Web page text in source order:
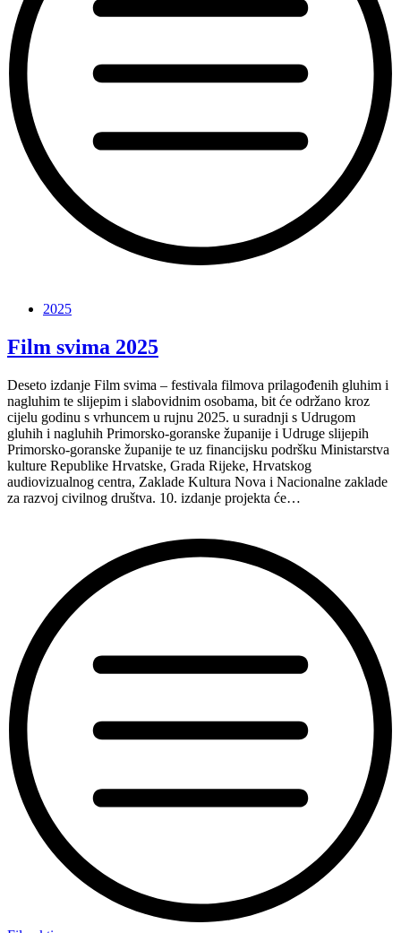
svugdje2025
Film svima 2025
Deseto izdanje Film svima – festivala filmova prilagođenih gluhim i
nagluhim te slijepim i slabovidnim osobama, bit će održano kroz
cijelu godinu s vrhuncem u rujnu 2025. u suradnji s Udrugom
gluhih i nagluhih Primorsko-goranske županije i Udruge slijepih
Primorsko-goranske županije te uz financijsku podršku Ministarstva
kulture Republike Hrvatske, Grada Rijeke, Hrvatskog
audiovizualnog centra, Zaklade Kultura Nova i Nacionalne zaklade
za razvoj civilnog društva. 10. izdanje projekta će…